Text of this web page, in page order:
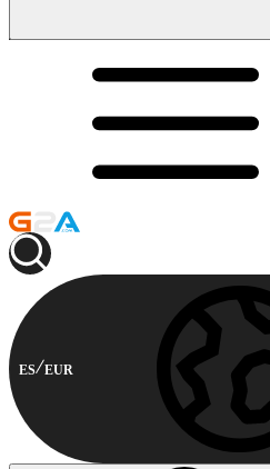
ES EUR